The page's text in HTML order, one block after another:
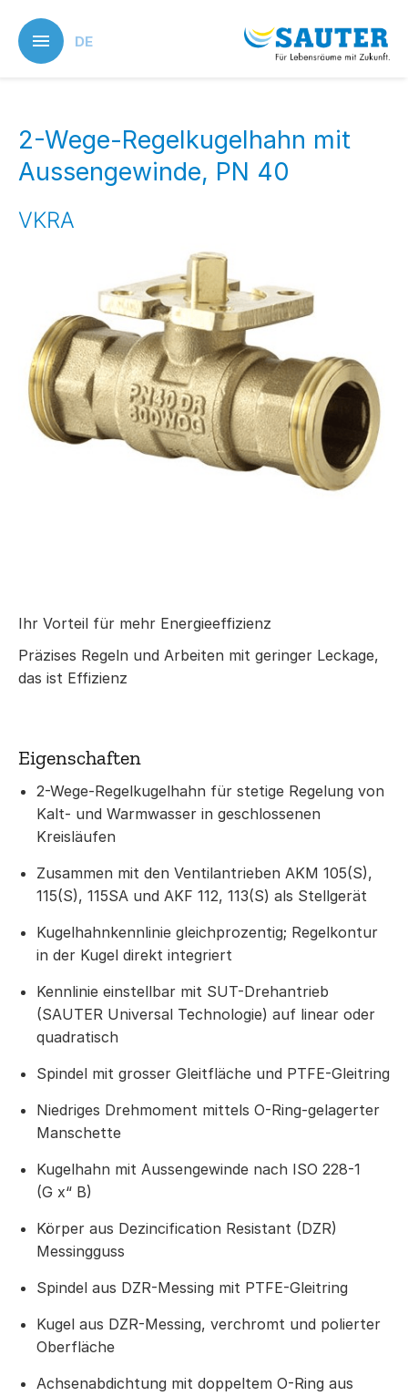
main
content
DE
2-Wege-Regelkugelhahn mit
Aussengewinde, PN 40
VKRA
Ihr Vorteil für mehr Energieeffizienz
Präzises Regeln und Arbeiten mit geringer Leckage,
das ist Effizienz
Eigenschaften
2-Wege-Regelkugelhahn für stetige Regelung von
Kalt- und Warmwasser in geschlossenen
Kreisläufen
Zusammen mit den Ventilantrieben AKM 105(S),
115(S), 115SA und AKF 112, 113(S) als Stellgerät
Kugelhahnkennlinie gleichprozentig; Regelkontur
in der Kugel direkt integriert
Kennlinie einstellbar mit SUT-Drehantrieb
(SAUTER Universal Technologie) auf linear oder
quadratisch
Spindel mit grosser Gleitfläche und PTFE-Gleitring
Niedriges Drehmoment mittels O-Ring-gelagerter
Manschette
Kugelhahn mit Aussengewinde nach ISO 228-1
(G x“ B)
Körper aus Dezincification Resistant (DZR)
Messingguss
Spindel aus DZR-Messing mit PTFE-Gleitring
Kugel aus DZR-Messing, verchromt und polierter
Oberfläche
Achsenabdichtung mit doppeltem O-Ring aus